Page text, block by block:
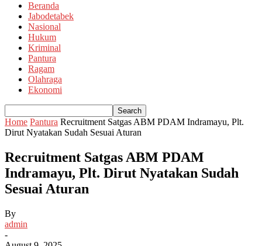
Beranda
Jabodetabek
Nasional
Hukum
Kriminal
Pantura
Ragam
Olahraga
Ekonomi
Home Pantura Recruitment Satgas ABM PDAM Indramayu, Plt.
Dirut Nyatakan Sudah Sesuai Aturan
Recruitment Satgas ABM PDAM
Indramayu, Plt. Dirut Nyatakan Sudah
Sesuai Aturan
By
admin
-